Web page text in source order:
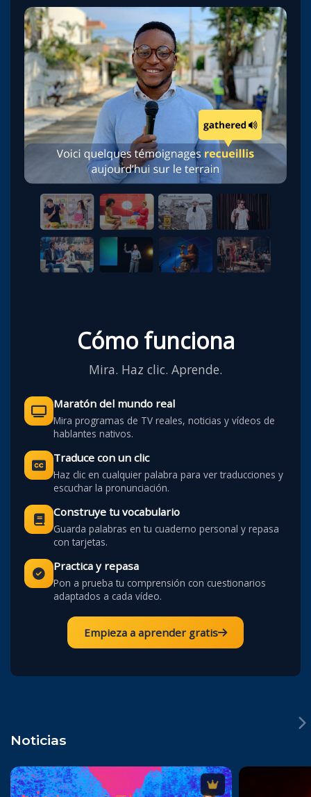
Cómo funciona
Mira. Haz clic. Aprende.
Maratón del mundo real
Mira programas de TV reales, noticias y vídeos de
hablantes nativos.
Traduce con un clic
Haz clic en cualquier palabra para ver traducciones y
escuchar la pronunciación.
Construye tu vocabulario
Guarda palabras en tu cuaderno personal y repasa
con tarjetas.
Practica y repasa
Pon a prueba tu comprensión con cuestionarios
adaptados a cada vídeo.
Empieza a aprender gratis
Noticias